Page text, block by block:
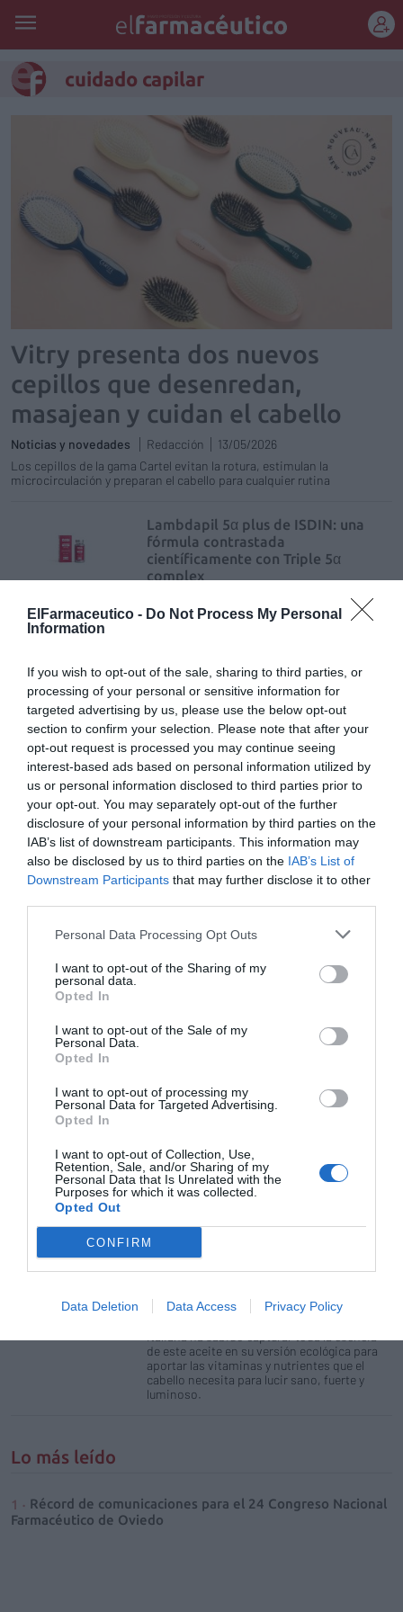
ElFarmaceutico - Do Not Process My Personal
Information
If you wish to opt-out of the sale, sharing to third parties, or
processing of your personal or sensitive information for
targeted advertising by us, please use the below opt-out
section to confirm your selection. Please note that after your
opt-out request is processed you may continue seeing
interest-based ads based on personal information utilized by
us or personal information disclosed to third parties prior to
your opt-out. You may separately opt-out of the further
disclosure of your personal information by third parties on the
IAB’s list of downstream participants. This information may
also be disclosed by us to third parties on the IAB’s List of
Downstream Participants that may further disclose it to other
Personal Data Processing Opt Outs
I want to opt-out of the Sharing of my
personal data.
Opted In
I want to opt-out of the Sale of my
Personal Data.
Opted In
I want to opt-out of processing my
Personal Data for Targeted Advertising.
Opted In
I want to opt-out of Collection, Use,
Retention, Sale, and/or Sharing of my
Personal Data that Is Unrelated with the
Purposes for which it was collected.
Opted Out
CONFIRM
Data Deletion Data Access Privacy Policy
cuidado capilar
Vitry presenta dos nuevos
cepillos que desenredan,
masajean y cuidan el cabello
Noticias y novedades Redacción
13/05/2026
Los cepillos de la gama Cartel evitan la rotura, estimulan la
microcirculación y preparan el cabello para cualquier rutina
Lambdapil 5α plus de ISDIN: una
fórmula contrastada
científicamente con Triple 5α
complex
13/10/2025
Editorial Silvia Estebarán
16/09/2024
Septiembre, un mes para planificar y crecer: la importancia de la
Marca Personal y Comercial y el papel del farmacéutico en salud y
bienestar
Anticaída Lambdapil 5 Alfa Plus, un
complemento alimenticio con tres
extractos para el cuidado del
cabello
Noticias y novedades 25/11/2021
Noticias y novedades
Redacción
Redacción
contra ella el laboratorio MartiDerm presenta
el programa capilar Hair System 3GF,
Hemp Care presenta su nueva línea
de cuidado capilar con aceite de
Noticias y novedades
26/07/2018
servicio del cabello en la nueva línea de
de este aceite en su versión ecológica para
aportar las vitaminas y nutrientes que el
cabello necesita para lucir sano, fuerte y
luminoso.
Lo más leído
Récord de comunicaciones para el 24 Congreso Nacional
Farmacéutico de Oviedo